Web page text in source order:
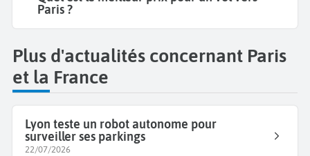
Paris ?
Plus d'actualités concernant Paris
et la France
Lyon teste un robot autonome pour
surveiller ses parkings
22/07/2026